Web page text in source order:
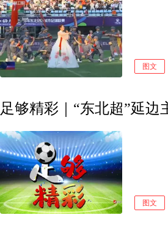
图文
足够精彩｜“东北超”延
图文